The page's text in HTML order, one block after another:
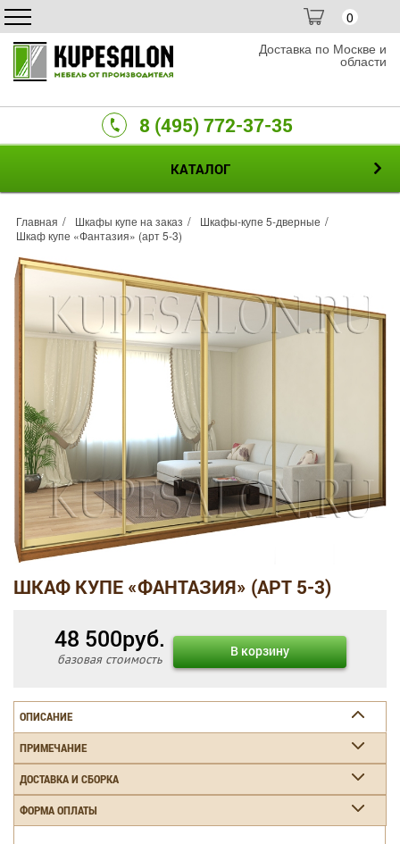
0
Доставка по Москве и
области
8 (495) 772-37-35
КАТАЛОГ
Главная Шкафы купе на заказ
Шкафы-купе 5-дверные
Шкаф купе «Фантазия» (арт 5-3)
ШКАФ КУПЕ «ФАНТАЗИЯ» (АРТ 5-3)
48 500руб.
базовая стоимость В корзину
ОПИСАНИЕ
ПРИМЕЧАНИЕ
ДОСТАВКА И СБОРКА
ФОРМА ОПЛАТЫ